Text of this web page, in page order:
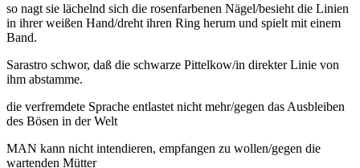
so nagt sie lächelnd sich die rosenfarbenen Nägel/besieht die Linien
in ihrer weißen Hand/dreht ihren Ring herum und spielt mit einem
Band.
Sarastro schwor, daß die schwarze Pittelkow/in direkter Linie von
ihm abstamme.
die verfremdete Sprache entlastet nicht mehr/gegen das Ausbleiben
des Bösen in der Welt
MAN kann nicht intendieren, empfangen zu wollen/gegen die
wartenden Mütter